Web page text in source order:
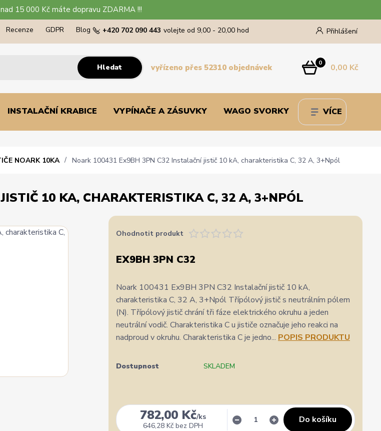
15 000 Kč máte dopravu ZDARMA !!!
Recenze GDPR Blog Přihlášení
Hledat
+420 702 090 443 volejte od 9,00 - 20,00 hod
0 0,00 Kč
vyřízeno přes 52310 objednávek
INSTALAČNÍ KRABICE VYPÍNAČE A ZÁSUVKY WAGO SVORKY VÍCE
NOARK 10KA Noark 100431 Ex9BH 3PN C32 Instalační jistič 10 kA, charakteristika C, 32 A, 3+Npól
10 KA, CHARAKTERISTIKA C, 32 A, 3+NPÓL
Ohodnotit produkt
EX9BH 3PN C32
Noark 100431 Ex9BH 3PN C32 Instalační jistič 10 kA,
charakteristika C, 32 A, 3+Npól Třípólový jistič s neutrálním pólem
(N). Třípólový jistič chrání tři fáze elektrického okruhu a jeden
neutrální vodič. Charakteristika C u jističe označuje jeho reakci na
nadproud v okruhu. Charakteristika C je jedno... POPIS PRODUKTU
Dostupnost SKLADEM
782,00 Kč/ks
646,28 Kč bez DPH
Do košíku